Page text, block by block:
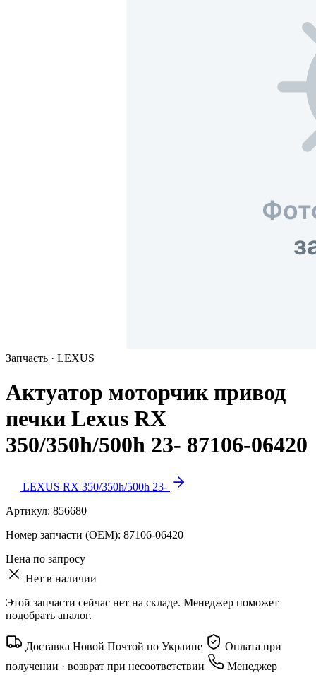
Запчасть · LEXUS
Актуатор моторчик привод
печки Lexus RX
350/350h/500h 23- 87106-06420
LEXUS RX 350/350h/500h 23-
Артикул: 856680
Номер запчасти (OEM): 87106-06420
Цена по запросу
Нет в наличии
Этой запчасти сейчас нет на складе. Менеджер поможет
подобрать аналог.
Доставка Новой Почтой по Украине
Оплата при
получении · возврат при несоответствии
Менеджер